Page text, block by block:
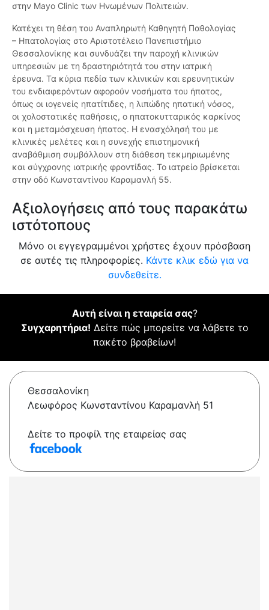
στην Mayo Clinic των Ηνωμένων Πολιτειών.
Κατέχει τη θέση του Αναπληρωτή Καθηγητή Παθολογίας
– Ηπατολογίας στο Αριστοτέλειο Πανεπιστήμιο
Θεσσαλονίκης και συνδυάζει την παροχή κλινικών
υπηρεσιών με τη δραστηριότητά του στην ιατρική
έρευνα. Τα κύρια πεδία των κλινικών και ερευνητικών
του ενδιαφερόντων αφορούν νοσήματα του ήπατος,
όπως οι ιογενείς ηπατίτιδες, η λιπώδης ηπατική νόσος,
οι χολοστατικές παθήσεις, ο ηπατοκυτταρικός καρκίνος
και η μεταμόσχευση ήπατος. Η ενασχόλησή του με
κλινικές μελέτες και η συνεχής επιστημονική
αναβάθμιση συμβάλλουν στη διάθεση τεκμηριωμένης
και σύγχρονης ιατρικής φροντίδας. Το ιατρείο βρίσκεται
στην οδό Κωνσταντίνου Καραμανλή 55.
Αξιολογήσεις από τους παρακάτω
ιστότοπους
Μόνο οι εγγεγραμμένοι χρήστες έχουν πρόσβαση
σε αυτές τις πληροφορίες. Κάντε κλικ εδώ για να
συνδεθείτε.
Αυτή είναι η εταιρεία σας?
Συγχαρητήρια! Δείτε πώς μπορείτε να λάβετε το
πακέτο βραβείων!
Θεσσαλονίκη
Λεωφόρος Κωνσταντίνου Καραμανλή 51
Δείτε το προφίλ της εταιρείας σας